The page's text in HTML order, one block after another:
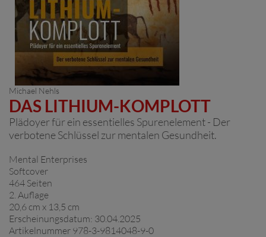
Michael Nehls
DAS LITHIUM-KOMPLOTT
Plädoyer für ein essentielles Spurenelement - Der
verbotene Schlüssel zur mentalen Gesundheit.
Mental Enterprises
Softcover
464 Seiten
2. Auflage
20,6 cm x 13,5 cm
Erscheinungsdatum: 30.04.2025
Artikelnummer 978-3-9814048-9-0